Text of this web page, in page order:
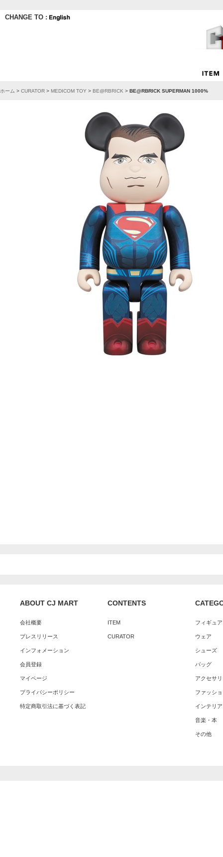
CHANGE TO :
ホーム > CURATOR > MEDICOM TOY > BE@RBRICK > BE@RBRICK SUPERMAN 1000%
ABOUT CJ MART
会社概要
プレスリリース
インフォメーション
会員登録
マイページ
プライバシーポリシー
特定商取引法に基づく表記
CONTENTS
ITEM
CURATOR
フィギュ
ウェア
シューズ
バッグ
アクセサ
ファッシ
インテリア
音楽・本
その他